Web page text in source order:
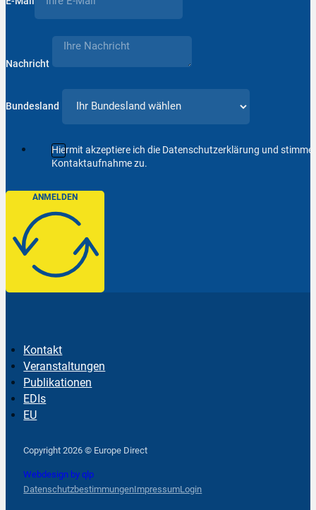
Nachricht
Bundesland
Hiermit akzeptiere ich die Datenschutzerklärung und
Kontaktaufnahme zu.
ANMELDEN
Kontakt
Veranstaltungen
Publikationen
EDIs
EU
Copyright 2026 © Europe Direct
Webdesign by qlp
DatenschutzbestimmungenImpressumLogin